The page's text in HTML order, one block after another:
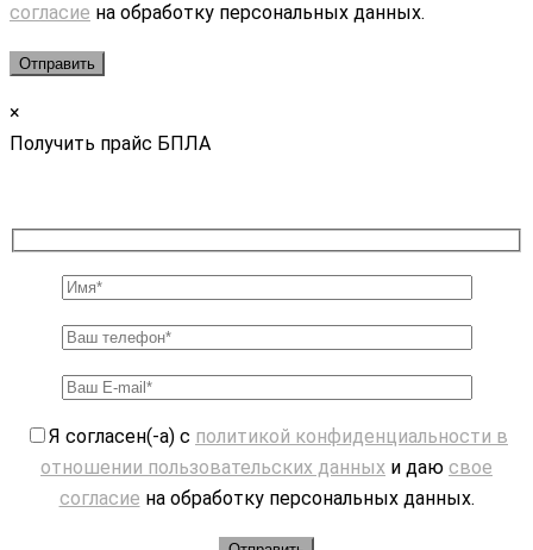
согласие на обработку персональных данных.
×
Получить прайс БПЛА
Я согласен(-а) с политикой конфиденциальности в
отношении пользовательских данных и даю свое
согласие на обработку персональных данных.